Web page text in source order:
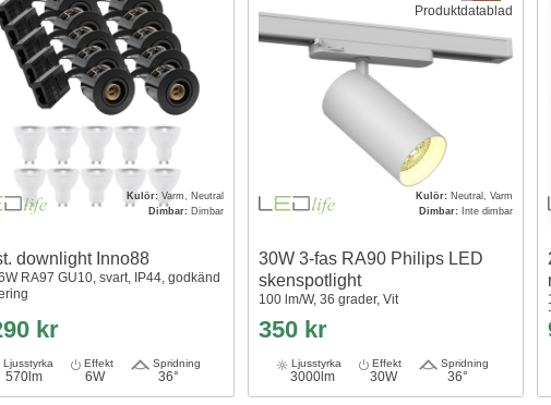
Kulör:Varm, Neutral
Dimbar: Dimbar
downlight Inno88
RA97 GU10, svart, IP44, godkänd
kr
Ljusstyrka
570lm
Effekt
6W
Spridning
36°
Produktdatablad
Kulör: Neutral, Varm
Dimbar: Inte dimbar
30W 3-fas RA90 Philips LED
skenspotlight
100 lm/W, 36 grader, Vit
350 kr
Ljusstyrka
3000lm
Effekt
30W
Spridning
36°